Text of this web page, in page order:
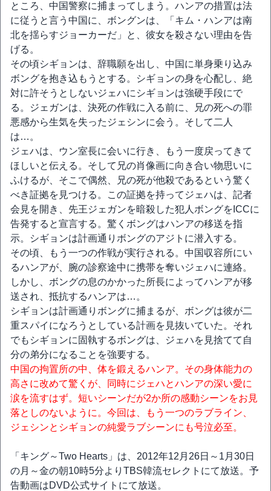
ところ、中国警察に捕まってしまう。ハンアの措置は法
に従うと言う中国に、ボングンは、「キム・ハンアは南
北を揺らすジョーカーだ」と、彼女を殺さない理由を告
げる。
その頃シギョンは、辞職願を出し、中国に単身乗り込み
ボングを抱き込もうとする。シギョンの身を心配し、絶
対に許そうとしないジェハにシギョンは強硬手段にで
る。ジェガンは、決死の作戦に入る前に、兄の死への罪
悪感から生気を失ったジェシンに会う。そして二人
は…。
ジェハは、ウン室長に会いに行き、もう一度戻ってきて
ほしいと伝える。そして兄の肖像画に向き合い物思いに
ふけるが、そこで偶然、兄の死が他殺であるという驚く
べき証拠を見つける。この証拠を持ってジェハは、記者
会見を開き、先王ジェガンを暗殺した犯人ボングをICCに
告発すると宣言する。驚くボングはハンアの移送を指
示。シギョンは計画通りボングのアジトに潜入する。
その頃、もう一つの作戦が実行される。中国収容所にい
るハンアが、腕の診察途中に携帯を奪いジェハに連絡。
しかし、ボングの息のかかった所長によってハンアが移
送され、抵抗するハンアは…。
シギョンは計画通りボングに捕まるが、ボングは彼が二
重スパイになろうとしている計画を見抜いていた。それ
でもシギョンに固執するボングは、ジェハを見捨てて自
分の弟分になることを強要する。
中国の拘置所の中、体を鍛えるハンア。その身体能力の
高さに改めて驚くが、同時にジェハとハンアの深い愛に
涙を流すはず。短いシーンだが2か所の感動シーンをお見
落としのないように。今回は、もう一つのラブライン、
ジェシンとシギョンの純愛ラブシーンにも号泣必至。
「キング～Two Hearts」は、2012年12月26日～1月30日
の月～金の朝10時5分よりTBS韓流セレクトにて放送。予
告動画はDVD公式サイトにて放送。